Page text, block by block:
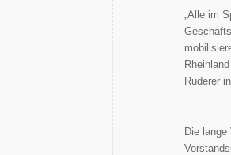
„Alle im
Ruderer
Die